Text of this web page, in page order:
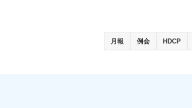
月報 例会 HDCP